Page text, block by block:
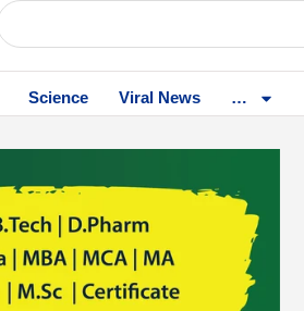
Science Viral News …